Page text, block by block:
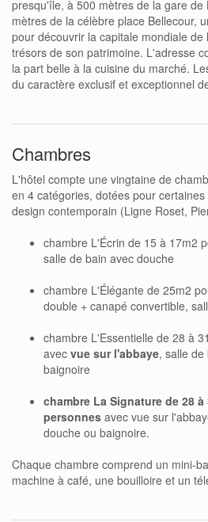
presqu'île, à 500 mètres de la gare de
mètres de la célèbre place Bellecour,
pour découvrir la capitale mondiale
trésors de son patrimoine. L'adresse
la part belle à la cuisine du marché.
du caractère exclusif et exceptionnel
Chambres
L'hôtel compte une vingtaine de
en 4 catégories, dotées pour
design contemporain (Ligne Roset,
chambre L'Écrin de 15 à 17m2
salle de bain avec douche
chambre L'Élégante de 25m2
double + canapé convertible,
chambre L'Essentielle de 28 à
avec vue sur l'abbaye, salle
baignoire
chambre La Signature de 28 à
personnes avec vue sur
douche ou baignoire.
Chaque chambre comprend un mini-
machine à café, une bouilloire et un